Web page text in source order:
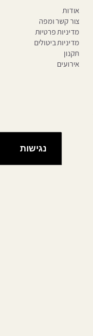
אודות
צור קשר ומפה
מדיניות פרטיות
מדיניות ביטולים
תקנון
אירועים
נגישות